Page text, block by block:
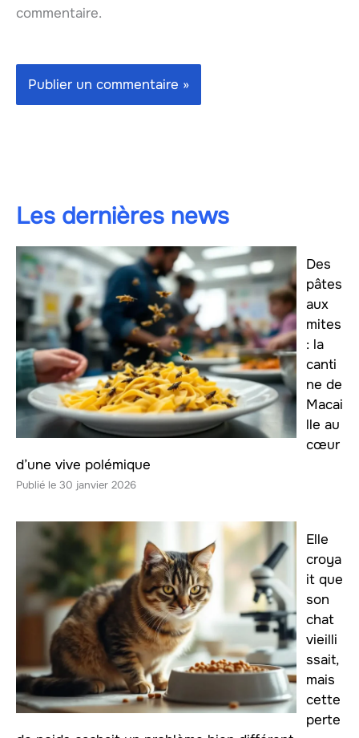
commentaire.
Les dernières news
Des
pâtes
aux
mites
: la
canti
ne de
Macai
lle au
cœur
d’une vive polémique
30 janvier 2026
Elle
croya
it que
son
chat
vieilli
ssait,
mais
cette
perte